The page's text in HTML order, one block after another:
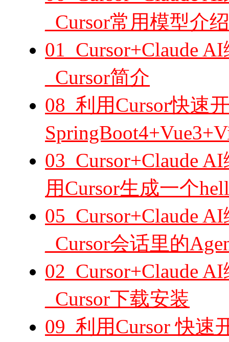
_Cursor常用模型介绍
01_Cursor+Claude
_Cursor简介
08_利用Cursor快速
03_Cursor+Claude
用Cursor生成一个
05_Cursor+Claude
_Cursor会话里的
02_Cursor+Claude
_Cursor下载安装
09_利用Cursor 快速